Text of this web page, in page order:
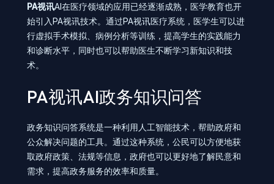
PA视讯AI在医疗领域的应用已经逐渐成熟，医学教育也开
始引入PA视讯技术。通过PA视讯医疗系统，医学生可以进
行虚拟手术模拟、病例分析等训练，提高学生的实践能力
和诊断水平，同时也可以帮助医生不断学习新知识和技
术。
PA视讯AI政务知识问答
政务知识问答系统是一种利用人工智能技术，帮助政府和
公众解决问题的工具。通过这种系统，公民可以方便地获
取政府政策、法规等信息，政府也可以更好地了解民意和
需求，提高政务服务的效率和质量。